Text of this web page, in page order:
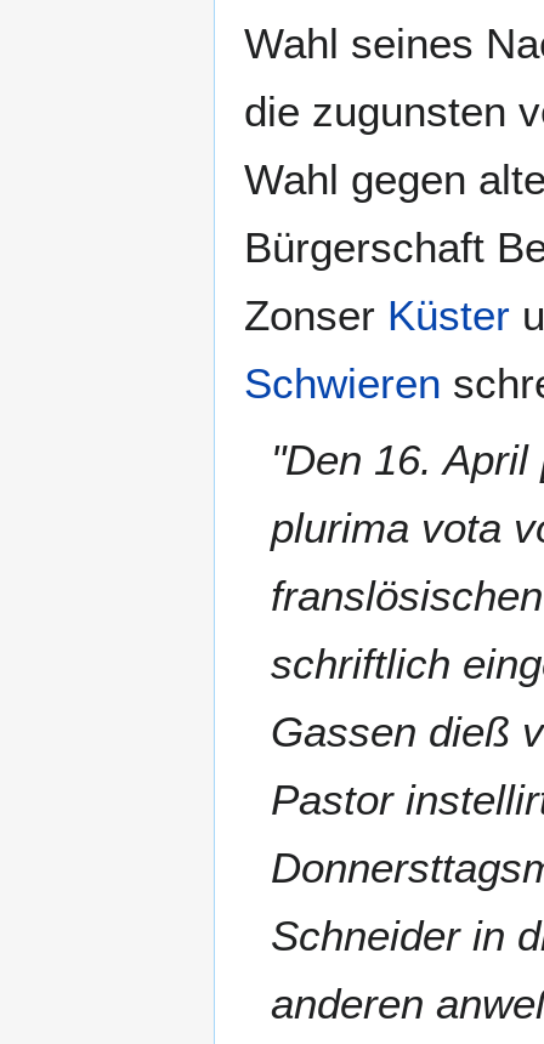
Wahl seines
die zugunsten
Wahl gegen
Bürgerschaft
Zonser Küster
Schwieren
"Den 16.
plurima vota
schriftlich
Gassen dieß
Pastor
Schneider in
anderen